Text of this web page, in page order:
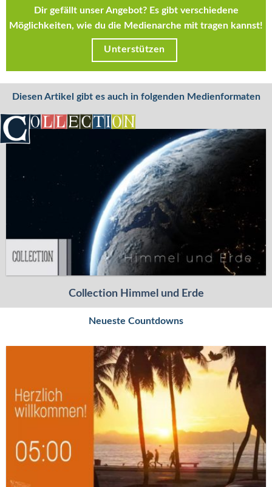
Dir gefällt unser Angebot? Es gibt verschiedene
Möglichkeiten, wie du die Medienarche mit tragen kannst!
Unterstützen
Diesen Artikel gibt es auch in folgenden Medienformaten
Collection Himmel und Erde
Neueste Countdowns